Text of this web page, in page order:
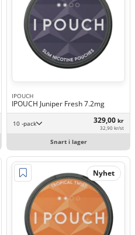
IPOUCH
IPOUCH Juniper Fresh 7.2mg
10 -pack 329,00 kr
32,90 kr/st
Snart i lager
Nyhet